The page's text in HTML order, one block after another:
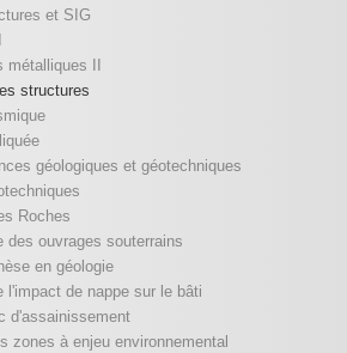
et SIG
métalliques II
structures
géologiques et géotechniques
Roches
des ouvrages souterrains
en géologie
l'impact de nappe sur le bâti
d'assainissement
zones à enjeu environnemental